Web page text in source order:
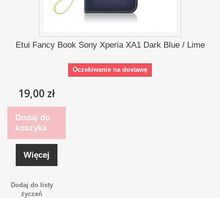
Etui Fancy Book Sony Xperia XA1 Dark Blue / Lime
Oczekiwanie na dostawę
19,00 zł
Dodaj do
koszyka
Więcej
Dodaj do listy
życzeń